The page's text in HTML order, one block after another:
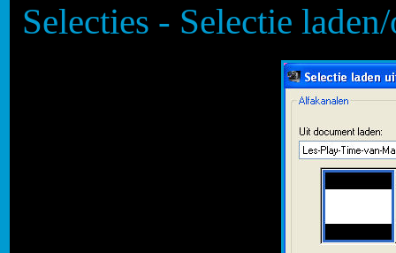
Selecties - Selectie